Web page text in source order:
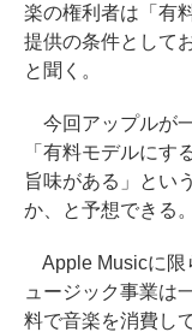
楽の権利者は「有
提供の条件として
と聞く。
今回アップルが
「有料モデルにす
旨味がある」とい
か、と予想できる。
Apple Musicに限
ュージック事業は
料で音楽を消費し